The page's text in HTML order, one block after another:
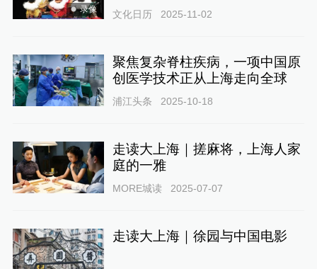
录像 文化日历 2025-11-02
聚焦复杂脊柱疾病，一项中国原
创医学技术正从上海走向全球
浦江头条 2025-10-18
走读大上海｜搓麻将，上海人家
庭的一雅
MORE城读 2025-07-07
走读大上海｜徐园与中国电影